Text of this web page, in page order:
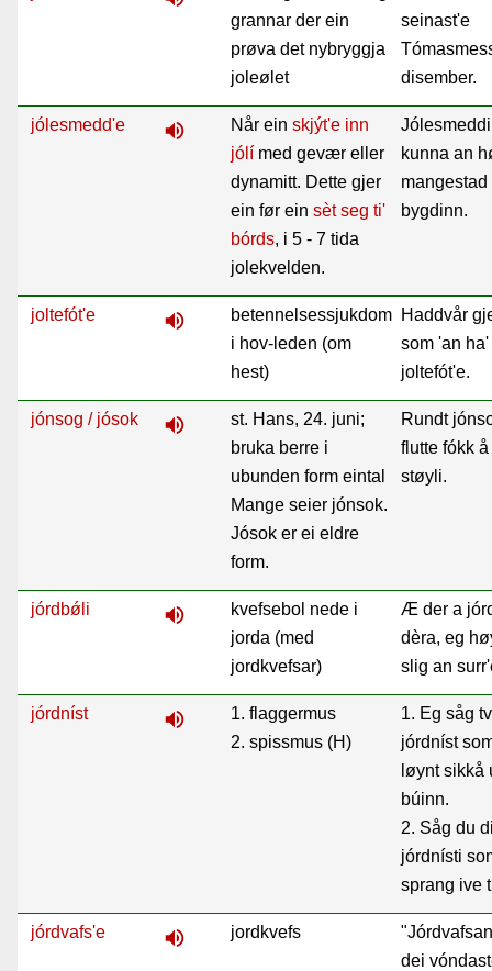
grannar der ein
prøva det nybryggja
joleølet
seinast'e
disember.
jólesmedd'e volume_up Når ein skjýt'e inn
jólí med gevær eller
dynamitt. Dette gjer
ein før ein sèt seg ti'
bórds, i 5 - 7 tida
jolekvelden.
kunna an
mangestad
bygdinn.
joltefót'e volume_up
betennelsessjukdom
i hov-leden (om
hest)
Haddvår
som 'an ha'
joltefót'e.
jónsog / jósok volume_up
st. Hans, 24. juni;
bruka berre i
ubunden form eintal
Mange seier jónsok.
Jósok er ei eldre
form.
Rundt
flutte fókk å
støyli.
jórdbǿli volume_up
kvefsebol nede i
jorda (med
jordkvefsar)
Æ der a
dèra, eg
slig an
jórdníst volume_up
1. flaggermus
2. spissmus (H)
1. Eg såg
jórdníst
løynt sikkå
búinn.
2. Såg du
jórdnísti
sprang ive
jórdvafs'e volume_up jordkvefs
dei